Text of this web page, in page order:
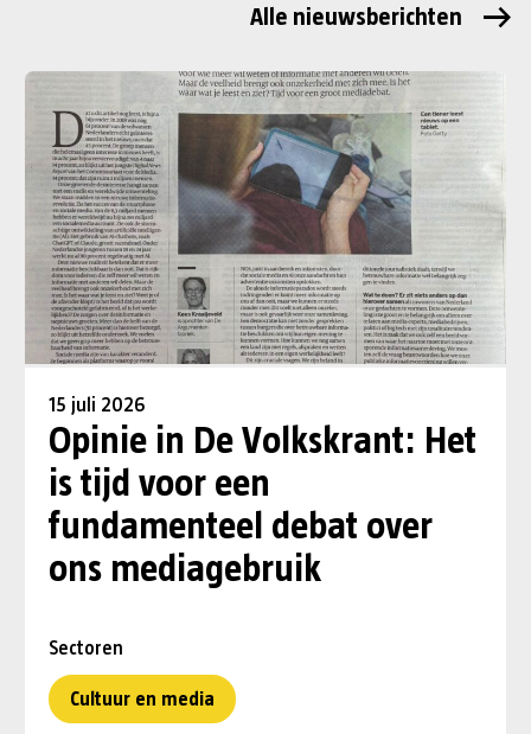
Alle nieuwsberichten
15 juli 2026
Opinie in De Volkskrant: Het
is tijd voor een
fundamenteel debat over
ons mediagebruik
Sectoren
Cultuur en media